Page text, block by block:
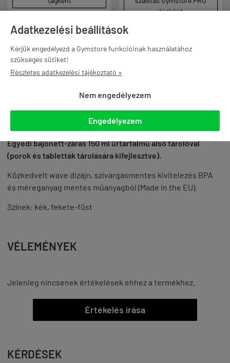
Adatkezelési beállítások
Kérjük engedélyezd a Gymstore funkcióinak használatához
szükséges sütiket!
Részletes adatkezelési tájékoztató »
Nem engedélyezem
Engedélyezem
 KOSÁRBA
tagként
TERMÉKLEÍRÁS
Egyedi bajonett-záras 150 ml űrtartalmú alsó tárolóval
(porok és tabletták tárolására kifejlesztve).
Közkedvelt wave dizájn, szivárgásmentes kivitelezés BPA
és méreganyag mentes műanyagból (Made in the EU).
Színek: kék, fekete-füst
VÉLEMÉNYEK
Jelenleg nincsenek értékelések ehhez a termékhez.
Értékelés írása
KÉRDÉSEK